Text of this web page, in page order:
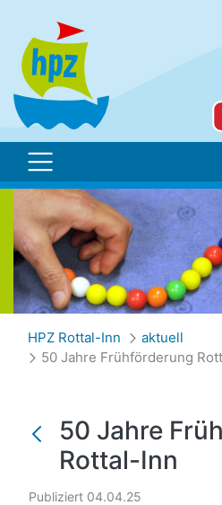
50 Jahre
HPZ Rottal-Inn
aktuell
50 Jahre Frühförderung
50 Jahre
Rottal-Inn
Publiziert 04.04.25